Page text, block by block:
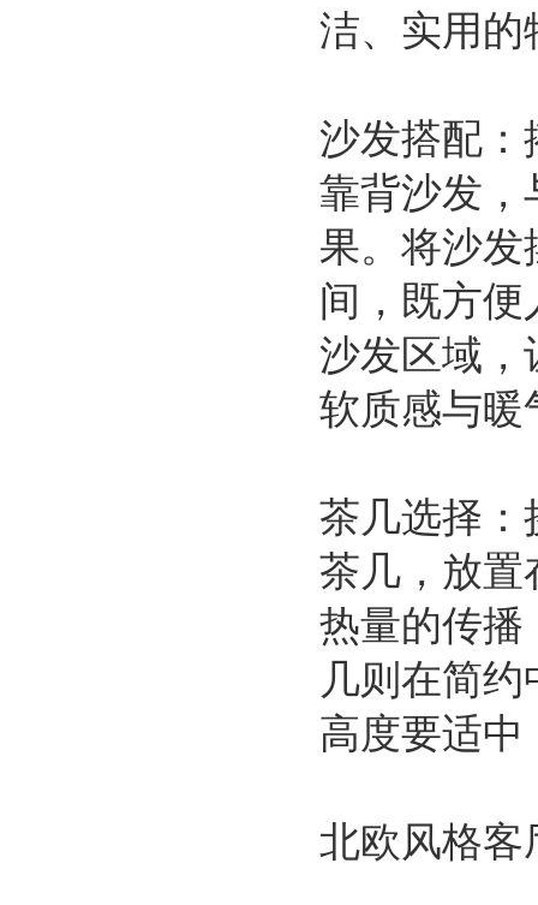
洁、实用的
沙发搭配：
靠背沙发，
果。将沙发
间，既方
沙发区域，
软质感与暖
茶几选择：
茶几，放置
热量的传播
几则在简
高度要适中
北欧风格客